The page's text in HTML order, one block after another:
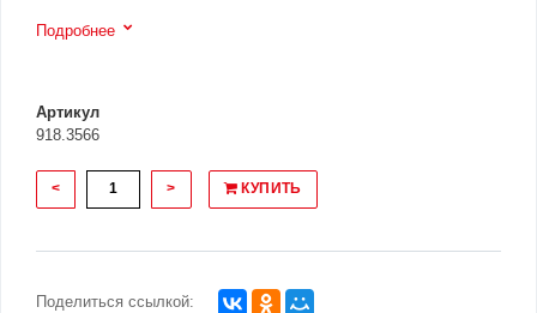
Подробнее
Артикул
918.3566
< > КУПИТЬ
Поделиться ссылкой: